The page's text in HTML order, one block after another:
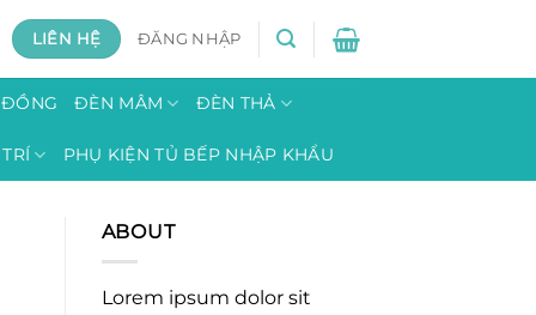
LIÊN HỆ ĐĂNG NHẬP
ĐÈN MÂM ĐÈN THẢ
PHỤ KIỆN TỦ BẾP NHẬP KHẨU
ABOUT
Lorem ipsum dolor sit